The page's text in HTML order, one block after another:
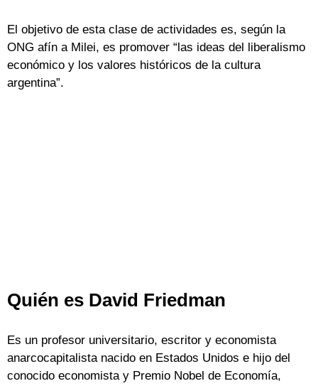
El objetivo de esta clase de actividades es, según la
ONG afín a Milei, es promover “las ideas del liberalismo
económico y los valores históricos de la cultura
argentina”.
Quién es David Friedman
Es un profesor universitario, escritor y economista
anarcocapitalista nacido en Estados Unidos e hijo del
conocido economista y Premio Nobel de Economía,